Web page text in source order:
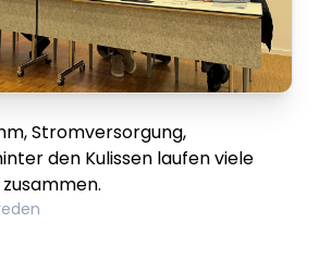
Stromversorgung,
den Kulissen laufen viele